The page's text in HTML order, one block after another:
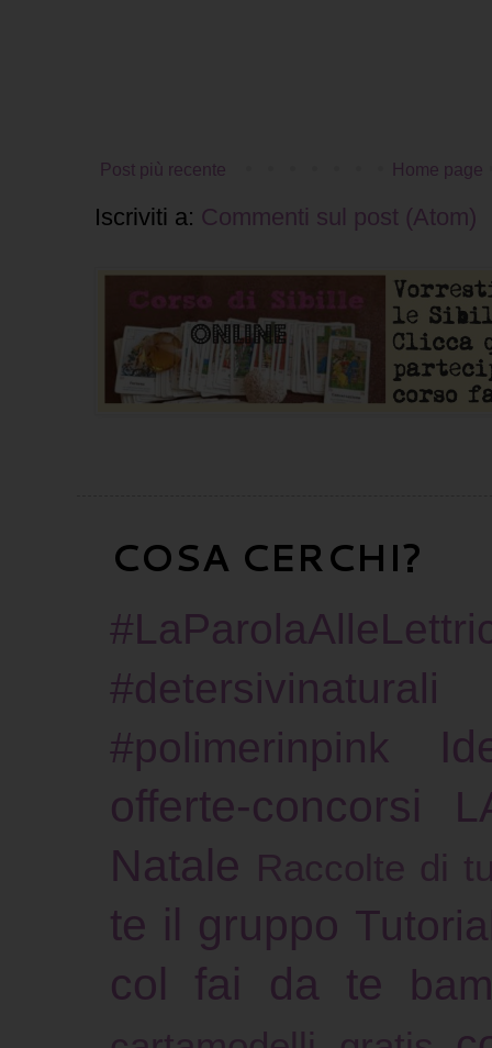
Post più recente Home page
Iscriviti a: Commenti sul post (Atom)
COSA CERCHI?
#detersivinaturali
#polimerinpink
offerte-concorsi
Natale Raccolte di
te il gruppo
col fai da te